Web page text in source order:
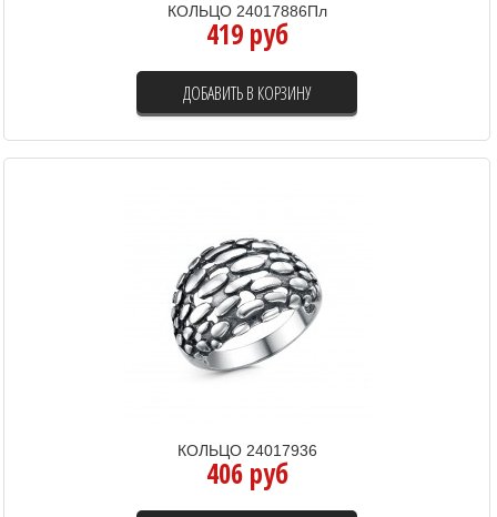
КОЛЬЦО 24017886Пл
419 руб
ДОБАВИТЬ В КОРЗИНУ
КОЛЬЦО 24017936
406 руб